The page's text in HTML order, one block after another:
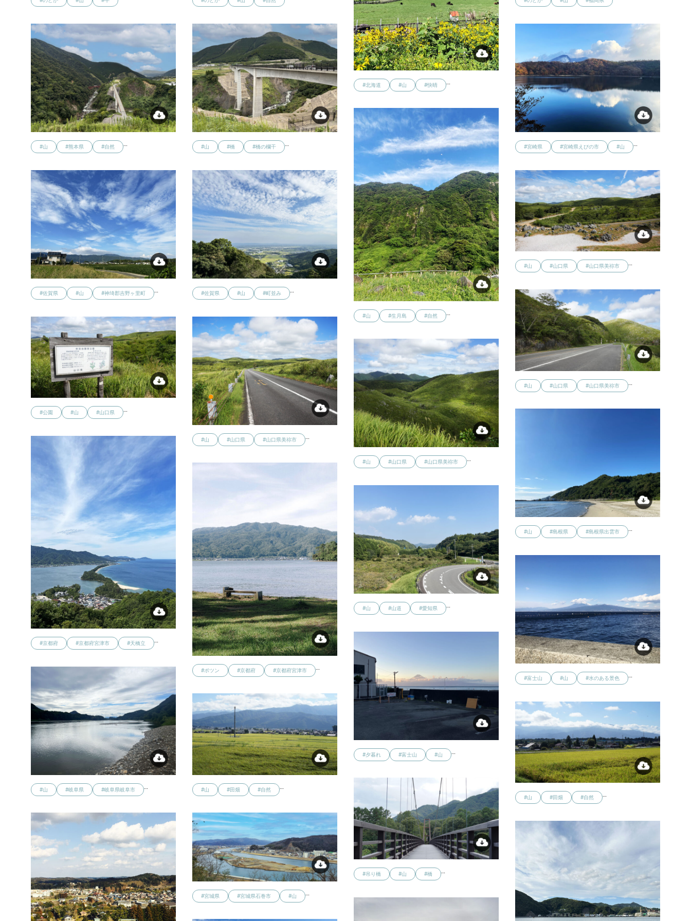
#北海道 #山 #快晴
#山 #熊本県 #自然 … #山 #橋 #橋の欄干 … #宮崎県 #宮崎県えびの市 #山 …
#山 #生月島 #自然
#佐賀県 #山 #神埼郡吉野ヶ里町 … #佐賀県 #山 #町並み …
#山 #山口県 #山口県美祢市 …
#山 #山口県 #山口県美祢市
#公園 #山 #山口県 …
#山 #山口県 #山口県美祢市
#山 #山口県 #山口県美祢市 …
#山 #島根県 #島根県出雲市 …
#京都府 #京都府宮津市 #天橋立 …
#ポツン #京都府 #京都府宮津市
#山 #山道 #愛知県 …
#富士山 #山 #水のある景色 …
#夕暮れ #富士山 #山 …
#山 #岐阜県 #岐阜県岐阜市 #山 #田畑 #自然
#山
#田畑 #自然 …
#吊り橋 #山 #橋 …
#宮城県 #宮城県石巻市 #山